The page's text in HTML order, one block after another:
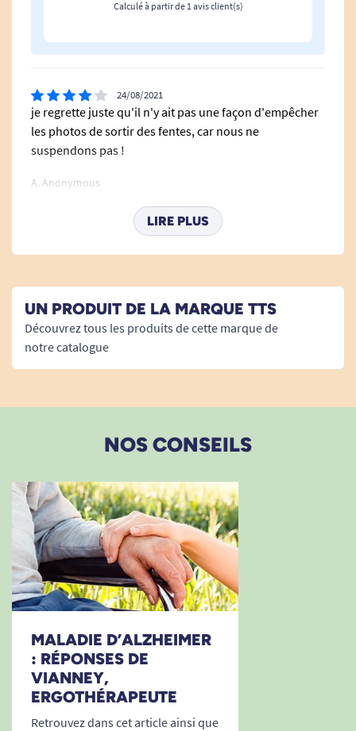
Calculé à partir de 1 avis client(s)
24/08/2021
je regrette juste qu'il n'y ait pas une façon d'empêcher
les photos de sortir des fentes, car nous ne
suspendons pas !
A. Anonymous
LIRE PLUS
UN PRODUIT DE LA MARQUE TTS
Découvrez tous les produits de cette marque de
notre catalogue
NOS CONSEILS
MALADIE D’ALZHEIMER
: RÉPONSES DE
VIANNEY,
ERGOTHÉRAPEUTE
Retrouvez dans cet article ainsi que